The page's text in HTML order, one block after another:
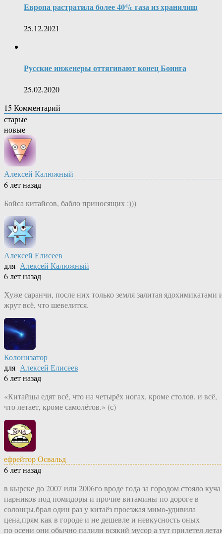
Европа растратила более 40% газа из хранилищ
25.12.2021
Русские инженеры оттягивают конец Боинга
25.02.2020
15 Комментарий
старые
новые
Алексей Калюжный
6 лет назад
Бойса китайсов, бабло приносящих :)))
Алексей Елисеев
для Алексей Калюжный
6 лет назад
Хуже саранчи, после них только земля залитая ядохимикатами
жрут всё, что шевелится.
Колонизатор
для Алексей Елисеев
6 лет назад
«Китайцы едят всё, что на четырёх ногах, кроме столов, и всё,
что летает, кроме самолётов.» (с)
ефрейтор Освальд
6 лет назад
в кырске до 2007 или 2006го вроде года за городом стояло куча
парников под помидоры и прочие витамины-по дороге в
солонцы,брал один раз у китаёз проезжая мимо-удивила
цена,прям как в городе и не дешевле и невкусность оных
по осени они обычно палили всякий мусор а тут прилетел